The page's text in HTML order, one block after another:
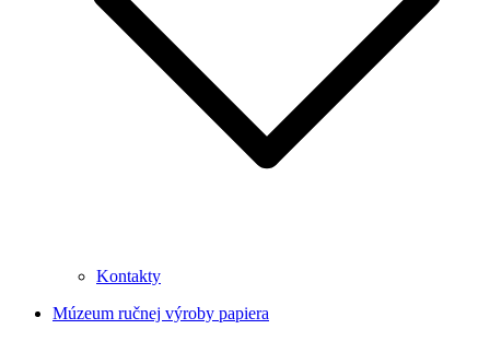
Kontakty
Múzeum ručnej výroby papiera